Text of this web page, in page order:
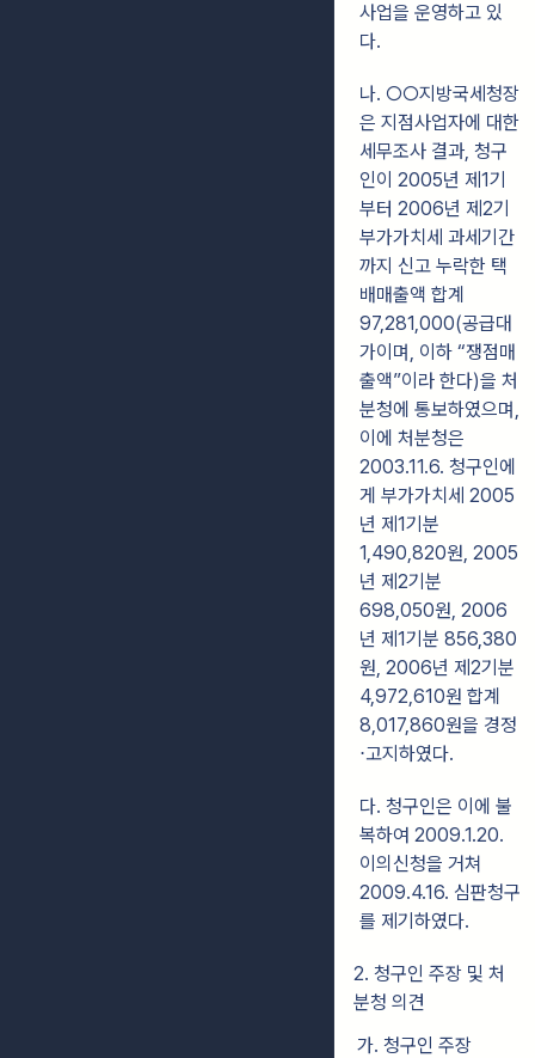
사업을 운영하고 있
다.
나. ○○지방국세청장
은 지점사업자에 대한
세무조사 결과, 청구
인이 2005년 제1기
부터 2006년 제2기
부가가치세 과세기간
까지 신고 누락한 택
배매출액 합계
97,281,000(공급대
가이며, 이하 “쟁점매
출액”이라 한다)을 처
분청에 통보하였으며,
이에 처분청은
2003.11.6. 청구인에
게 부가가치세 2005
년 제1기분
1,490,820원, 2005
년 제2기분
698,050원, 2006
년 제1기분 856,380
원, 2006년 제2기분
4,972,610원 합계
8,017,860원을 경정
⋅고지하였다.
다. 청구인은 이에 불
복하여 2009.1.20.
이의신청을 거쳐
2009.4.16. 심판청구
를 제기하였다.
2. 청구인 주장 및 처
분청 의견
가. 청구인 주장